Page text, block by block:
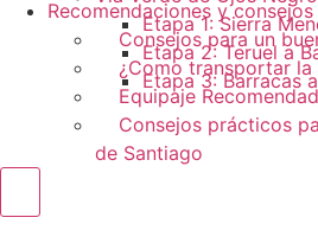
Etapa 1: Sierra
Etapa 2: Teruel a
Etapa 3: Barracas
Recomendaciones y consejos
Consejos para un
¿Como transportar
Equipaje
Consejos prácticos
de Santiago